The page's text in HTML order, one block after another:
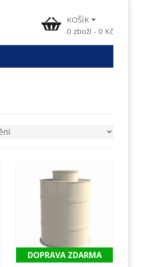
KOŠÍK
0 zboží- 0 Kč
DOPRAVA ZDARMA